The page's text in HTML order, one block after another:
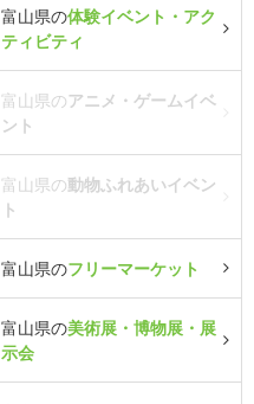
富山県の体験イベント・アク
ティビティ
富山県のアニメ・ゲームイベ
ント
富山県の動物ふれあいイベン
ト
富山県のフリーマーケット
富山県の美術展・博物展・展
示会